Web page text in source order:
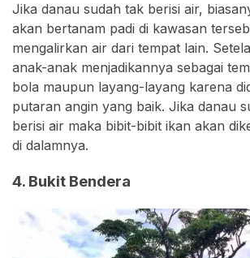
Jika danau sudah tak berisi air,
akan bertanam padi di kawasan
mengalirkan air dari tempat lain.
anak-anak menjadikannya sebagai
bola maupun layang-layang karena
putaran angin yang baik. Jika danau
berisi air maka bibit-bibit ikan akan
di dalamnya.
4. Bukit Bendera